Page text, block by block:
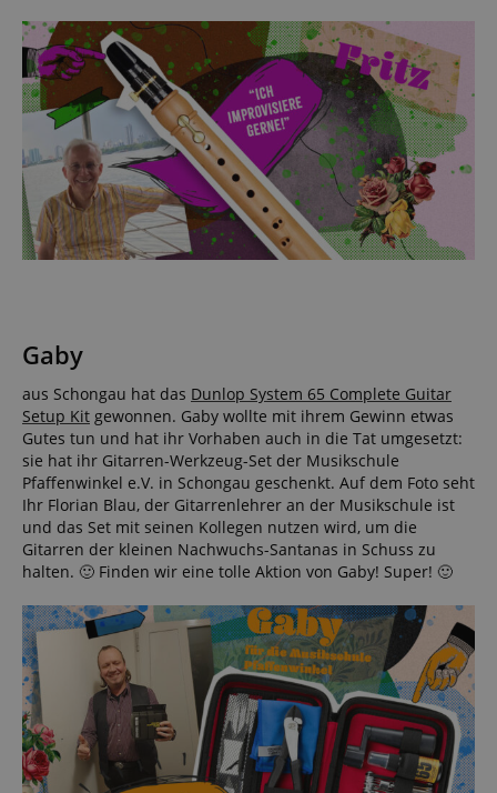
Gaby
aus Schongau hat das Dunlop System 65 Complete Guitar
Setup Kit gewonnen. Gaby wollte mit ihrem Gewinn etwas
Gutes tun und hat ihr Vorhaben auch in die Tat umgesetzt:
sie hat ihr Gitarren-Werkzeug-Set der Musikschule
Pfaffenwinkel e.V. in Schongau geschenkt. Auf dem Foto seht
Ihr Florian Blau, der Gitarrenlehrer an der Musikschule ist
und das Set mit seinen Kollegen nutzen wird, um die
Gitarren der kleinen Nachwuchs-Santanas in Schuss zu
halten. 🙂 Finden wir eine tolle Aktion von Gaby! Super! 🙂